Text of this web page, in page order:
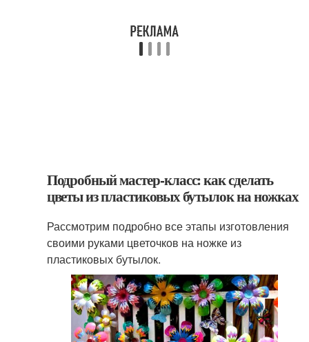
Подробный мастер-класс: как сделать
цветы из пластиковых бутылок на ножках
Рассмотрим подробно все этапы изготовления
своими руками цветочков на ножке из
пластиковых бутылок.